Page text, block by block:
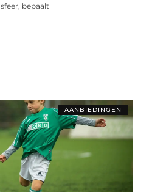
bepaalt
AANBIEDINGEN